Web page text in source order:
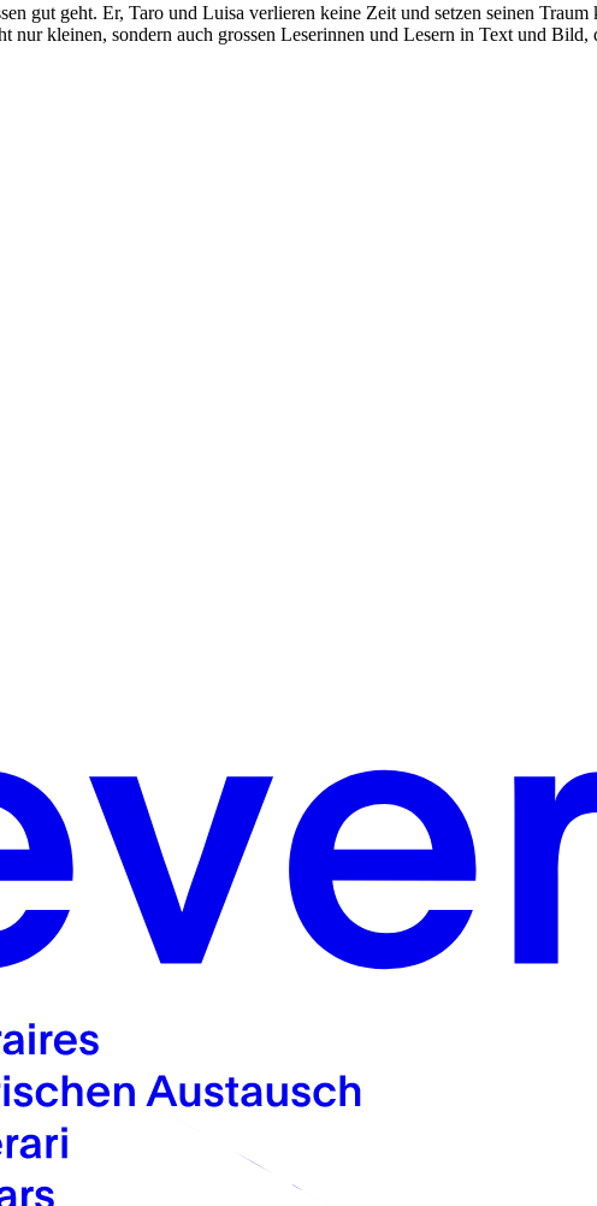
gut geht. Er, Taro und Luisa verlieren keine Zeit und setzen seinen
kleinen, sondern auch grossen Leserinnen und Lesern in Text und